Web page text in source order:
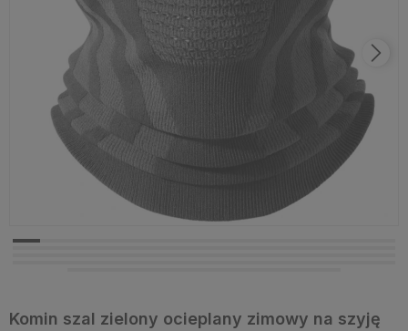
Komin szal zielony ocieplany zimowy na szyję